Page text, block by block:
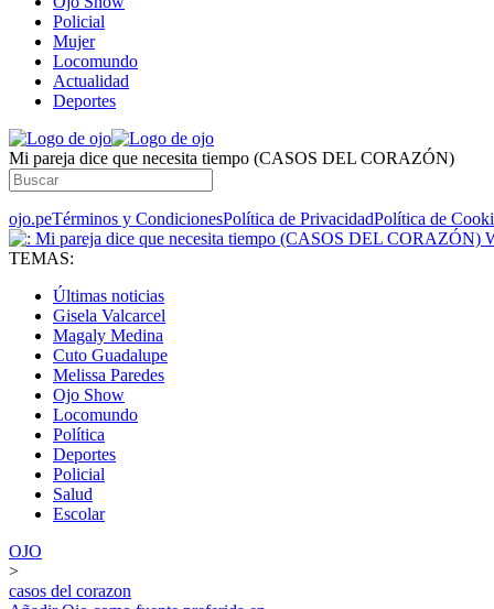
Policial
Mujer
Locomundo
Actualidad
Deportes
Mi pareja dice que necesita tiempo (CASOS DEL CORAZÓN)
ojo.peTérminos y CondicionesPolítica de PrivacidadPolítica de
TEMAS:
Últimas noticias
Gisela Valcarcel
Magaly Medina
Cuto Guadalupe
Melissa Paredes
Ojo Show
Locomundo
Política
Deportes
Policial
Salud
Escolar
OJO
>
casos del corazon